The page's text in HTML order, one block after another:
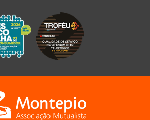
Montepio Associação Mutualista -